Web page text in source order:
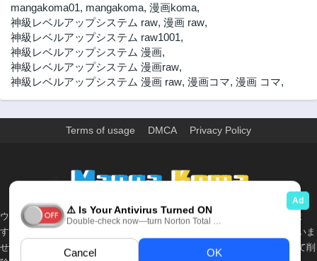
40話
3年前
39話
3年前
38話
3年前
36話
3年前
35話
3年前
34話 33話
3年前
3年前
3年前 3年前
28話
3年前
mangakoma01, mangakoma, 漫画koma,
神級レベルアップシステム raw, 漫画 raw,
神級レベルアップシステム raw1001,
神級レベルアップシステム 漫画,
神級レベルアップシステム 漫画raw,
神級レベルアップシステム 漫画 raw, 漫画コマ, 漫画 コマ,
Terms of usage DMCA Privacy Policy
>
ウェブサイト上のすべての情報と画像は、インターネット上で収集されま
す。 このウェブサイトの情報については、所有していないか、責任を負いま
せん。 個人や組織に影響を与える場合は、必要に応じて、すぐに検討して削